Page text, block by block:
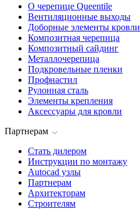
О черепице Queentile
Вентиляционные выходы
Доборные элементы кровли
Композитная черепица
Композитный сайдинг
Металлочерепица
Подкровельные пленки
Профнастил
Рулонная сталь
Элементы крепления
Аксессуары для кровли
Партнерам
Стать дилером
Инструкции по монтажу
Autocad узлы
Партнерам
Архитекторам
Строителям